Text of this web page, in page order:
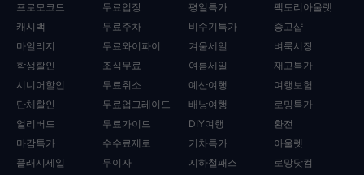
프로모코드
캐시백
마일리지
학생할인
시니어할인
단체할인
얼리버드
마감특가
플래시세일
무료입장
무료주차
무료와이파이
조식무료
무료취소
무료업그레이드
무료가이드
수수료제로
무이자
평일특가
비수기특가
겨울세일
여름세일
예산여행
배낭여행
DIY여행
기차특가
지하철패스
팩토리아울렛
중고샵
벼룩시장
재고특가
여행보험
로밍특가
환전
아울렛
로망닷컴